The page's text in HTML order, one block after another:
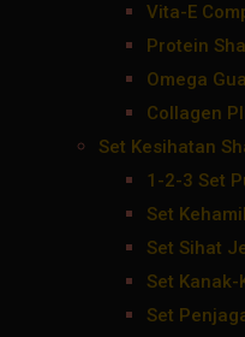
Vita-E
Protein
Omega
Collagen
Set Kesihatan
1-2-3 Set
Set
Set Sihat
Set Kanak-
Set